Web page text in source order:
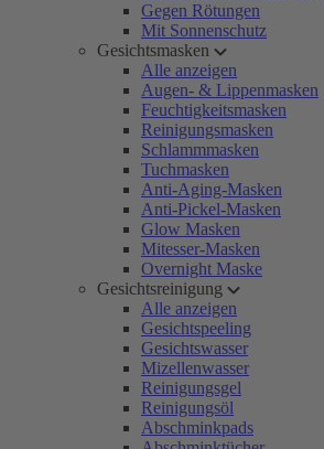
Gegen Rötungen
Mit Sonnenschutz
Gesichtsmasken
Alle anzeigen
Augen- & Lippenmasken
Feuchtigkeitsmasken
Reinigungsmasken
Schlammmasken
Tuchmasken
Anti-Aging-Masken
Anti-Pickel-Masken
Glow Masken
Mitesser-Masken
Overnight Maske
Gesichtsreinigung
Alle anzeigen
Gesichtspeeling
Gesichtswasser
Mizellenwasser
Reinigungsgel
Reinigungsöl
Abschminkpads